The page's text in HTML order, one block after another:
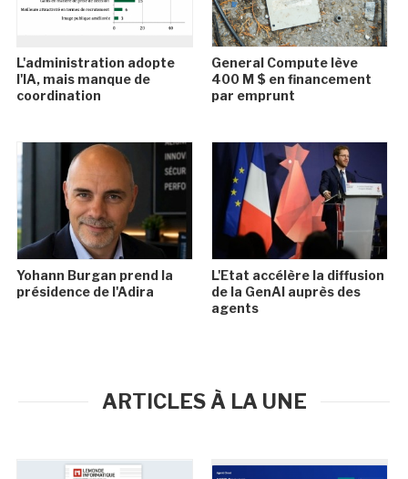
L'administration adopte
l'IA, mais manque de
coordination
General Compute lève
400 M $ en financement
par emprunt
Yohann Burgan prend la
présidence de l'Adira
L'Etat accélère la diffusion
de la GenAI auprès des
agents
ARTICLES À LA UNE